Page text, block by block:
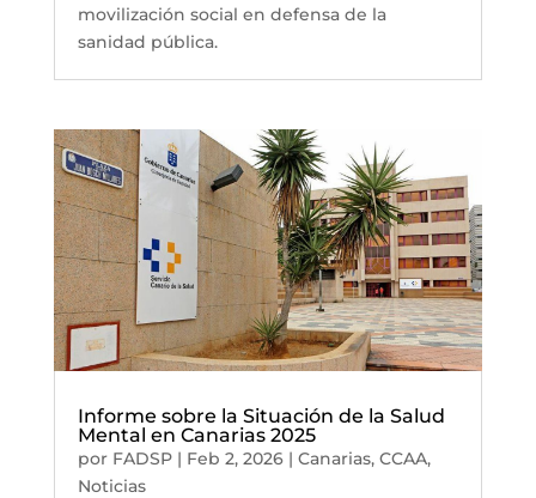
movilización social en defensa de la
sanidad pública.
Informe sobre la Situación de la Salud
Mental en Canarias 2025
por FADSP| Feb 2, 2026| Canarias, CCAA,
Noticias